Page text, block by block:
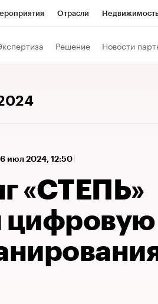
Отрасли
Решение Новости
июл 2024, 12:50
«СТЕПЬ»
цифровую